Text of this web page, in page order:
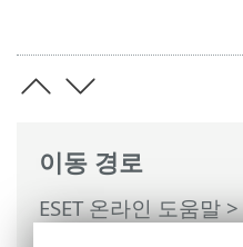
이동 경로
ESET 온라인 도움말>